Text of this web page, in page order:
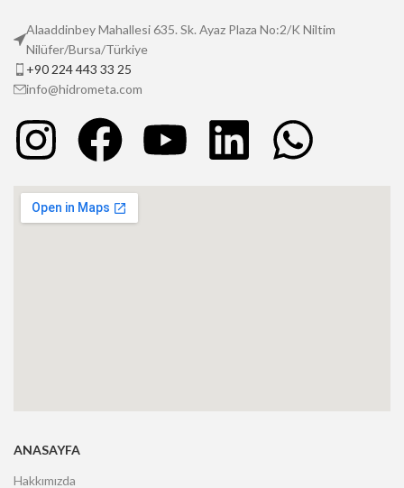
Alaaddinbey Mahallesi 635. Sk. Ayaz Plaza No:2/K Niltim
Nilüfer/Bursa/Türkiye
+90 224 443 33 25
info@hidrometa.com
ANASAYFA
Hakkımızda